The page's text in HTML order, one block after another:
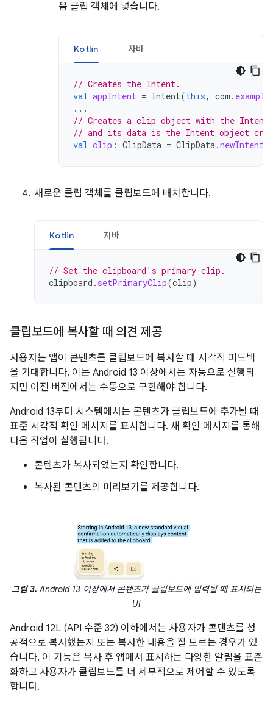
음 클립 객체에 넣습니다.
Kotlin 자바
// Creates the Intent.
val appIntent = Intent(this, com . example
...
// Creates a clip object with the
// and its data is the Intent object
val clip : ClipData = ClipData.newIntent
새로운 클립 객체를 클립보드에 배치합니다.
Kotlin 자바
// Set the clipboard's primary clip.
clipboard . setPrimaryClip(clip)
클립보드에 복사할 때 의견 제공
사용자는 앱이 콘텐츠를 클립보드에 복사할 때 시각적 피드백
을 기대합니다. 이는 Android 13 이상에서는 자동으로 실행되
지만 이전 버전에서는 수동으로 구현해야 합니다.
Android 13부터 시스템에서는 콘텐츠가 클립보드에 추가될 때
표준 시각적 확인 메시지를 표시합니다. 새 확인 메시지를 통해
다음 작업이 실행됩니다.
콘텐츠가 복사되었는지 확인합니다.
복사된 콘텐츠의 미리보기를 제공합니다.
그림 3. Android 13 이상에서 콘텐츠가 클립보드에 입력될 때 표시되는
UI
Android 12L (API 수준 32) 이하에서는 사용자가 콘텐츠를 성
공적으로 복사했는지 또는 복사한 내용을 잘 모르는 경우가 있
습니다. 이 기능은 복사 후 앱에서 표시하는 다양한 알림을 표준
화하고 사용자가 클립보드를 더 세부적으로 제어할 수 있도록
합니다.